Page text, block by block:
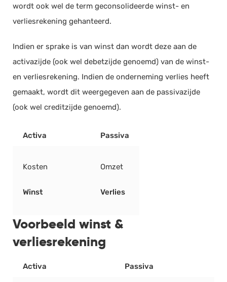
Planning
Werkbonnen
Webshop
ERP
PSP
HRM
Support
VoIP
Chat
wordt ook wel de term geconsolideerde winst- en
verliesrekening gehanteerd.
Indien er sprake is van winst dan wordt deze aan de
activazijde (ook wel debetzijde genoemd) van de winst-
en verliesrekening. Indien de onderneming verlies heeft
gemaakt, wordt dit weergegeven aan de passivazijde
(ook wel creditzijde genoemd).
Activa Passiva
Kosten
Winst
Omzet
Verlies
Voorbeeld winst &
verliesrekening
Activa Passiva